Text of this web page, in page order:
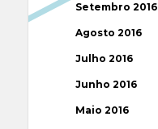
Setembro 2016
Agosto 2016
Julho 2016
Junho 2016
Maio 2016